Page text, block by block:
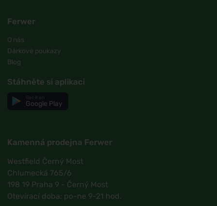
Ferwer
O nás
Dárkové poukazy
Blog
Stáhněte si aplikaci
Google Play
Kamenná prodejna Ferwer
Westfield Černý Most
Chlumecká 765/6
198 19 Praha 9 - Černý Most
Otevírací doba: po-ne 9-21 hod.